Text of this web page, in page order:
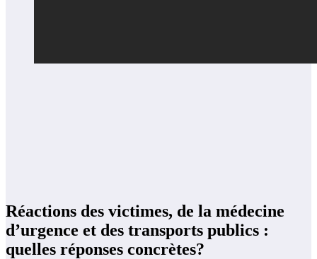
Réactions des victimes, de la médecine
d’urgence et des transports publics :
quelles réponses concrètes?